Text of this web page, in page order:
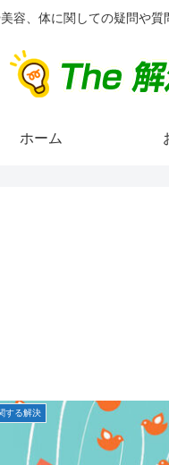
容、体に関しての疑問や質
ホーム
する解決